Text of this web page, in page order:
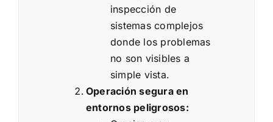
inspección de
sistemas complejos
donde los problemas
no son visibles a
simple vista.
Operación segura en
entornos peligrosos: